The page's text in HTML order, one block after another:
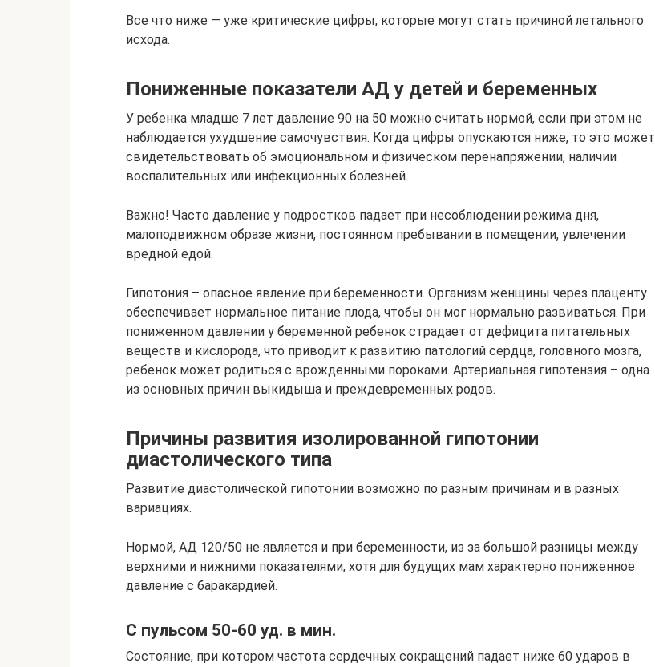
Все что ниже — уже критические цифры, которые могут стать причиной летального
исхода.
Пониженные показатели АД у детей и беременных
У ребенка младше 7 лет давление 90 на 50 можно считать нормой, если при этом не
наблюдается ухудшение самочувствия. Когда цифры опускаются ниже, то это может
свидетельствовать об эмоциональном и физическом перенапряжении, наличии
воспалительных или инфекционных болезней.
Важно! Часто давление у подростков падает при несоблюдении режима дня,
малоподвижном образе жизни, постоянном пребывании в помещении, увлечении
вредной едой.
Гипотония – опасное явление при беременности. Организм женщины через плаценту
обеспечивает нормальное питание плода, чтобы он мог нормально развиваться. При
пониженном давлении у беременной ребенок страдает от дефицита питательных
веществ и кислорода, что приводит к развитию патологий сердца, головного мозга,
ребенок может родиться с врожденными пороками. Артериальная гипотензия – одна
из основных причин выкидыша и преждевременных родов.
Причины развития изолированной гипотонии
диастолического типа
Развитие диастолической гипотонии возможно по разным причинам и в разных
вариациях.
Нормой, АД 120/50 не является и при беременности, из за большой разницы между
верхними и нижними показателями, хотя для будущих мам характерно пониженное
давление с баракардией.
С пульсом 50-60 уд. в мин.
Состояние, при котором частота сердечных сокращений падает ниже 60 ударов в